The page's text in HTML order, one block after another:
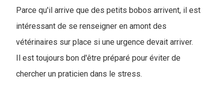
Parce qu'il arrive que des petits bobos arrivent, il est
intéressant de se renseigner en amont des
vétérinaires sur place si une urgence devait arriver.
Il est toujours bon d'être préparé pour éviter de
chercher un praticien dans le stress.